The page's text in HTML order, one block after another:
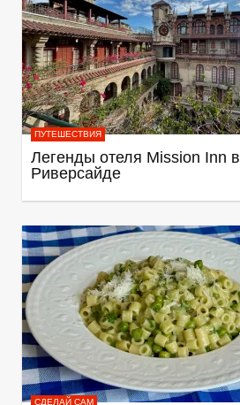
ПУТЕШЕСТВИЯ
Легенды отеля Mission Inn в
Риверсайде
СДЕЛАЙ САМ